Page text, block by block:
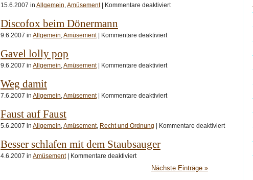
15.6.2007 in Allgemein Amüsement| Kommentare deaktiviertfür
Discofox beim Dönermann
9.6.2007 in Allgemein Amüsement| Kommentare deaktiviertfür
Gavel lolly pop
9.6.2007 in Allgemein Amüsement| Kommentare deaktiviertfür
Weg damit
7.6.2007 in Allgemein Amüsement| Kommentare deaktiviertfür
Faust auf Faust
5.6.2007 in Allgemein Amüsement, Recht und Ordnung | Kommentare deaktiviertfür
Besser schlafen mit dem Staubsauger
4.6.2007 in Amüsement| Kommentare deaktiviertfür
schlafenNächste Einträge »